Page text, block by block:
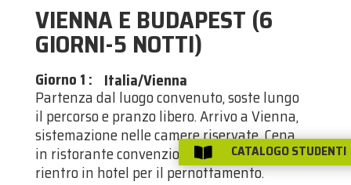
VIENNA E BUDAPEST (6
GIORNI-5 NOTTI)
Giorno 1 : Italia/Vienna
Partenza dal luogo convenuto, soste lungo
il percorso e pranzo libero. Arrivo a Vienna,
sistemazione nelle camere riservate. Cena
in ristorante convenzionato in centro,
rientro in hotel per il pernottamento.
 CATALOGO STUDENTI